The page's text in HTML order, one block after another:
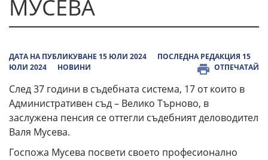
МУСЕВА
ДАТА НА ПУБЛИКУВАНЕ 15 ЮЛИ 2024
ПОСЛЕДНА РЕДАКЦИЯ 15
ЮЛИ 2024
НОВИНИ ОТПЕЧАТАЙ
След 37 години в съдебната система, 17 от които в
Административен съд – Велико Търново, в
заслужена пенсия се оттегли съдебният деловодител
Валя Мусева.
Госпожа Мусева посвети своето професионално